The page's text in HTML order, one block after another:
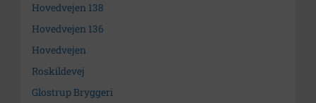
Hovedvejen 138
Hovedvejen 136
Hovedvejen
Roskildevej
Glostrup Bryggeri